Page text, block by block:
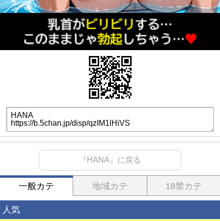
『HANA』に戻る
一般カテ 地域カテ 18禁カテ
人気